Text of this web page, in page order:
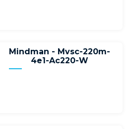
Mindman - Mvsc-220m-
4e1-Ac220-W